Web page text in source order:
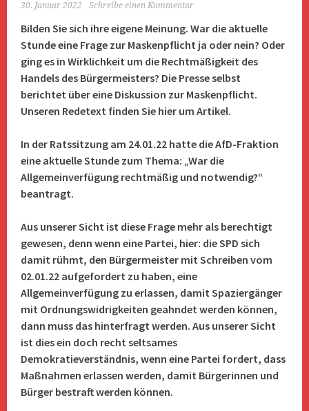
30. Januar 2022 Schreibe einen Kommentar
Bilden Sie sich ihre eigene Meinung. War die aktuelle
Stunde eine Frage zur Maskenpflicht ja oder nein? Oder
ging es in Wirklichkeit um die Rechtmäßigkeit des
Handels des Bürgermeisters? Die Presse selbst
berichtet über eine Diskussion zur Maskenpflicht.
Unseren Redetext finden Sie hier um Artikel.
In der Ratssitzung am 24.01.22 hatte die AfD-Fraktion
eine aktuelle Stunde zum Thema: „War die
Allgemeinverfügung rechtmäßig und notwendig?“
beantragt.
Aus unserer Sicht ist diese Frage mehr als berechtigt
gewesen, denn wenn eine Partei, hier: die SPD sich
damit rühmt, den Bürgermeister mit Schreiben vom
02.01.22 aufgefordert zu haben, eine
Allgemeinverfügung zu erlassen, damit Spaziergänger
mit Ordnungswidrigkeiten geahndet werden können,
dann muss das hinterfragt werden. Aus unserer Sicht
ist dies ein doch recht seltsames
Demokratieverständnis, wenn eine Partei fordert, dass
Maßnahmen erlassen werden, damit Bürgerinnen und
Bürger bestraft werden können.